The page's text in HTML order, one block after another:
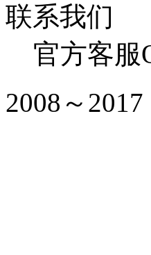
联系我们
官方客服
2008～